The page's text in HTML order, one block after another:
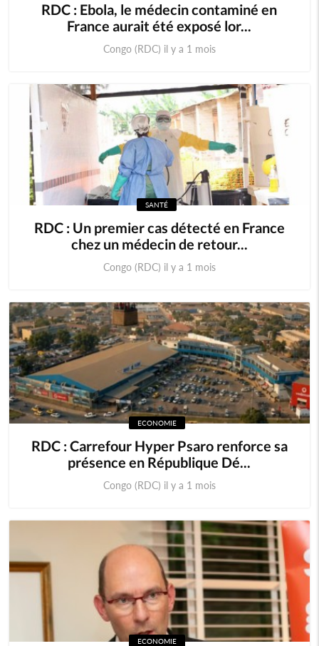
RDC : Ebola, le médecin contaminé en
France aurait été exposé lor...
Congo (RDC) il y a 1 mois
SANTÉ
RDC : Un premier cas détecté en France
chez un médecin de retour...
Congo (RDC) il y a 1 mois
ECONOMIE
RDC : Carrefour Hyper Psaro renforce sa
présence en République Dé...
Congo (RDC) il y a 1 mois
ECONOMIE